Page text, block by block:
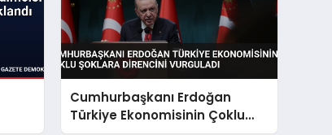
Cumhurbaşkanı Erdoğan
Türkiye Ekonomisinin Çoklu